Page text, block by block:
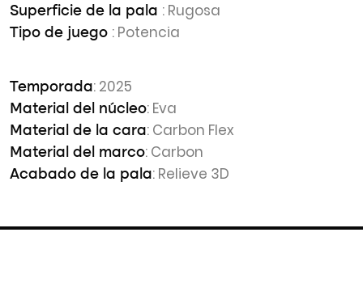
Superficie de la pala : Rugosa
Tipo de juego : Potencia
Temporada: 2025
Material del núcleo: Eva
Material de la cara: Carbon Flex
Material del marco: Carbon
Acabado de la pala: Relieve 3D